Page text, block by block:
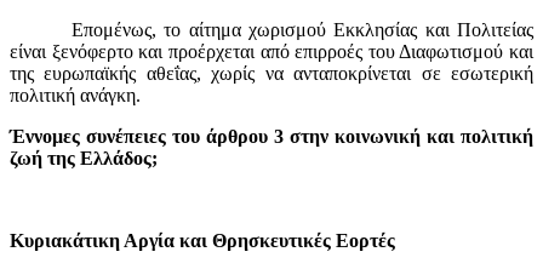
Επομένως, το αίτημα χωρισμού Εκκλησίας και Πολιτείας
είναι ξενόφερτο και προέρχεται από επιρροές του Διαφωτισμού και
της ευρωπαϊκής αθεΐας, χωρίς να ανταποκρίνεται σε εσωτερική
πολιτική ανάγκη.
Έννομες συνέπειες του άρθρου 3 στην κοινωνική και πολιτική
ζωή της Ελλάδος;
Κυριακάτικη Αργία και Θρησκευτικές Εορτές